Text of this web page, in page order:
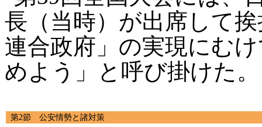
長（当時）が出席して
連合政府」の実現にむ
めよう」と呼び掛けた。
第2節 公安情勢と諸対策